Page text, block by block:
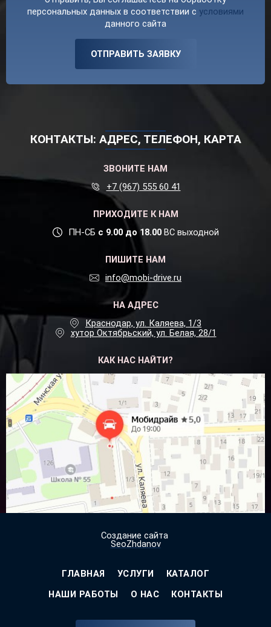
КОНТАКТЫ: АДРЕС, ТЕЛЕФОН, КАРТА
ЗВОНИТЕ НАМ
+7 (967) 555 60 41
ПРИХОДИТЕ К НАМ
ПН-СБ с 9.00 до 18.00 ВС выходной
ПИШИТЕ НАМ
info@mobi-drive.ru
НА АДРЕС
Краснодар, ул. Каляева, 1/3
хутор Октябрьский, ул. Белая, 28/1
КАК НАС НАЙТИ?
Посмотреть наЯндекс.Картах
персональных данных в соответствии с условиями
данного сайта
ОТПРАВИТЬ ЗАЯВКУ
Создание сайта
SeoZhdanov
ГЛАВНАЯ УСЛУГИ
КАТАЛОГ
НАШИ РАБОТЫ
О НАС КОНТАКТЫ